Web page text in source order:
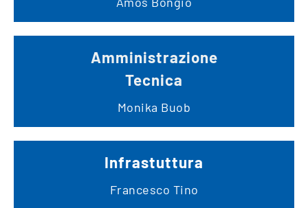
Amministrazione
Tecnica
Monika Buob
Infrastuttura
Francesco Tino